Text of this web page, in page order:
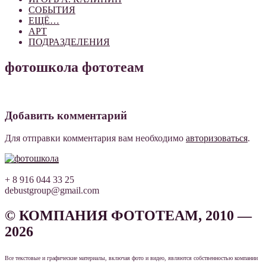
СОБЫТИЯ
ЕЩЁ…
АРТ
ПОДРАЗДЕЛЕНИЯ
фотошкола фототеам
Добавить комментарий
Для отправки комментария вам необходимо авторизоваться.
+ 8 916 044 33 25
debustgroup@gmail.com
© КОМПАНИЯ ФОТОТЕАМ, 2010 —
2026
Все текстовые и графические материалы, включая фото и видео, являются собственностью компании